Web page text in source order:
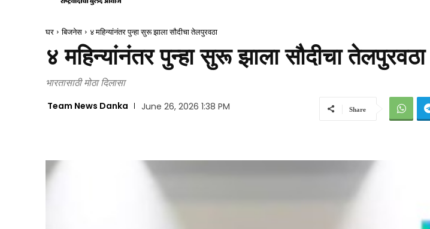
घर बिजनेस ४ महिन्यांनंतर पुन्हा सुरू झाला सौदीचा तेलपुरवठा
४ महिन्यांनंतर पुन्हा सुरू झाला सौदीचा तेलपुरवठा
भारतासाठी मोठा दिलासा
Team News Danka June 26, 2026 1:38 PM Share